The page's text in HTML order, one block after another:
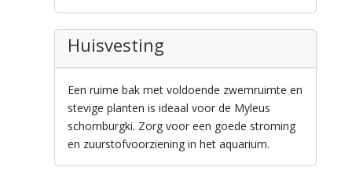
Huisvesting
Een ruime bak met voldoende zwemruimte en
stevige planten is ideaal voor de Myleus
schomburgki. Zorg voor een goede stroming
en zuurstofvoorziening in het aquarium.